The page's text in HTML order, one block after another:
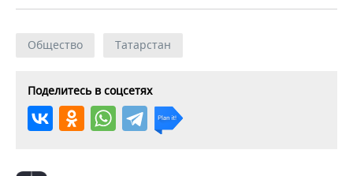
КИБЕРСПОРТ
ФИГУРНОЕ КАТАНИЕ
ВОДНЫЕ ВИДЫ СПОРТА
КУЛЬТУРА
МЕДИЦИНА
ОБРАЗОВАНИЕ
СПИСОК КОМПАНИЙ
Общество Татарстан
Поделитесь в соцсетях